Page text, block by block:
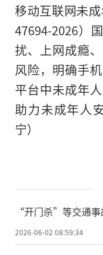
移动互联网未
47694-2026）
扰、上网成瘾
风险，明确手
平台中未成年
助力未成年人
宁）
“开门杀”等交通
2026-06-02 08:59:34